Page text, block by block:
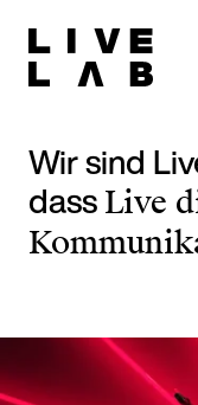
Wir sind
dass Live